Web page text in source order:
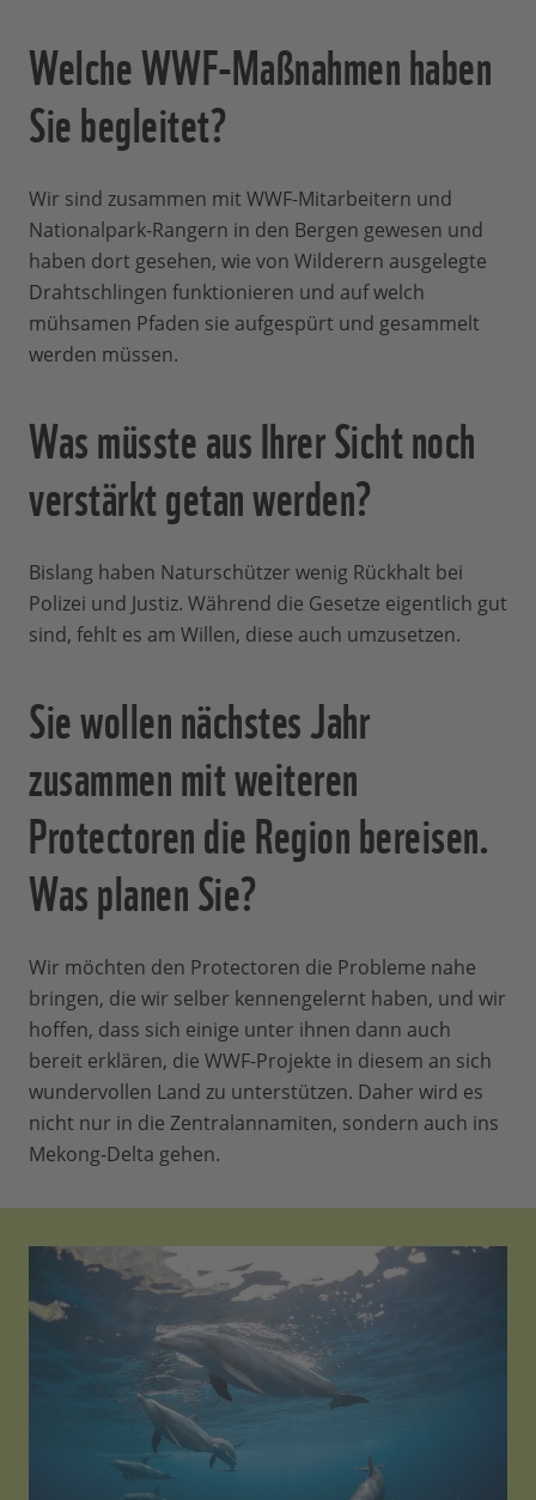
Welche WWF-Maßnahmen haben
Sie begleitet?
Wir sind zusammen mit WWF-Mitarbeitern und
Nationalpark-Rangern in den Bergen gewesen und
haben dort gesehen, wie von Wilderern ausgelegte
Drahtschlingen funktionieren und auf welch
mühsamen Pfaden sie aufgespürt und gesammelt
werden müssen.
Was müsste aus Ihrer Sicht noch
verstärkt getan werden?
Bislang haben Naturschützer wenig Rückhalt bei
Polizei und Justiz. Während die Gesetze eigentlich gut
sind, fehlt es am Willen, diese auch umzusetzen.
Sie wollen nächstes Jahr
zusammen mit weiteren
Protectoren die Region bereisen.
Was planen Sie?
Wir möchten den Protectoren die Probleme nahe
bringen, die wir selber kennengelernt haben, und wir
hoffen, dass sich einige unter ihnen dann auch
bereit erklären, die WWF-Projekte in diesem an sich
wundervollen Land zu unterstützen. Daher wird es
nicht nur in die Zentralannamiten, sondern auch ins
Mekong-Delta gehen.